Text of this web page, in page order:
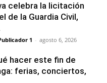
celebra la licitación
de la Guardia Civil,
1 - agosto 6, 2026
hacer este fin de
ferias, conciertos,